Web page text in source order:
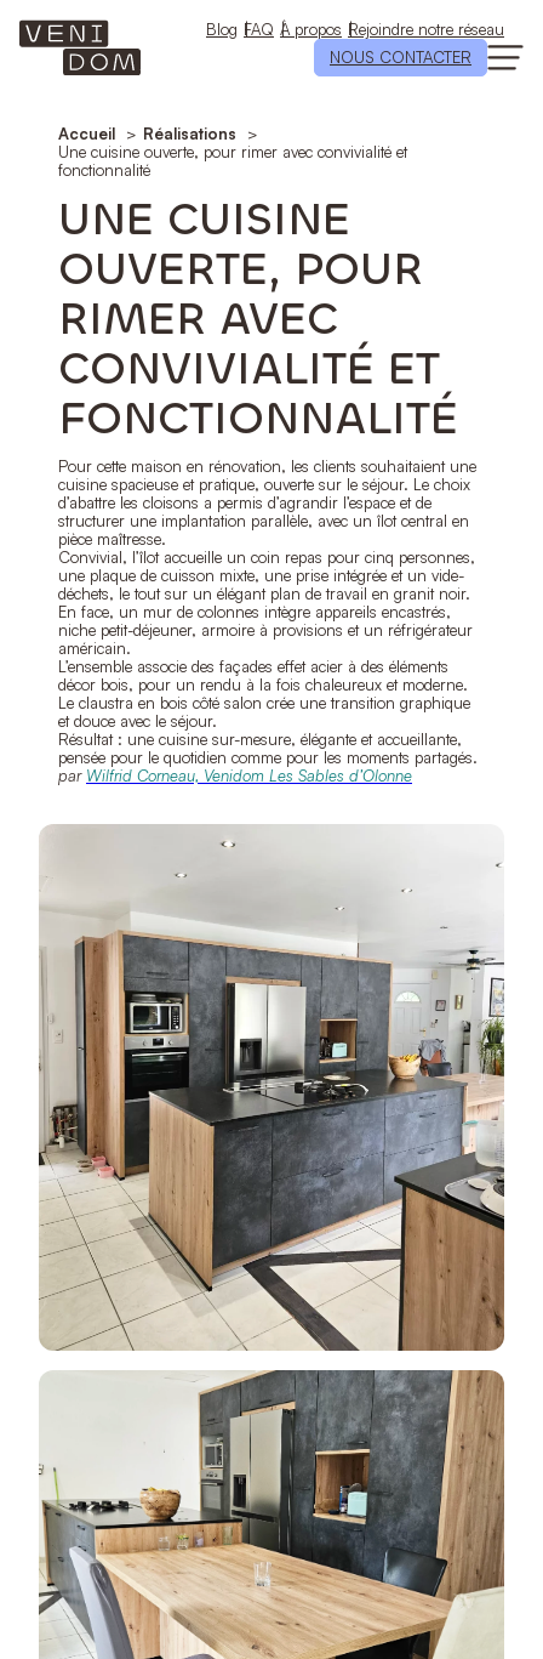
contenu
Blog FAQ À propos Rejoindre notre réseau
NOUS CONTACTER
Accueil
Réalisations
Une cuisine ouverte, pour rimer avec convivialité et
fonctionnalité
UNE CUISINE
OUVERTE, POUR
RIMER AVEC
CONVIVIALITÉ ET
FONCTIONNALITÉ
Pour cette maison en rénovation, les clients souhaitaient une
cuisine spacieuse et pratique, ouverte sur le séjour. Le choix
d’abattre les cloisons a permis d’agrandir l’espace et de
structurer une implantation parallèle, avec un îlot central en
pièce maîtresse.
Convivial, l’îlot accueille un coin repas pour cinq personnes,
une plaque de cuisson mixte, une prise intégrée et un vide-
déchets, le tout sur un élégant plan de travail en granit noir.
En face, un mur de colonnes intègre appareils encastrés,
niche petit-déjeuner, armoire à provisions et un réfrigérateur
américain.
L’ensemble associe des façades effet acier à des éléments
décor bois, pour un rendu à la fois chaleureux et moderne.
Le claustra en bois côté salon crée une transition graphique
et douce avec le séjour.
Résultat : une cuisine sur-mesure, élégante et accueillante,
pensée pour le quotidien comme pour les moments partagés.
par Wilfrid Corneau, Venidom Les Sables d’Olonne